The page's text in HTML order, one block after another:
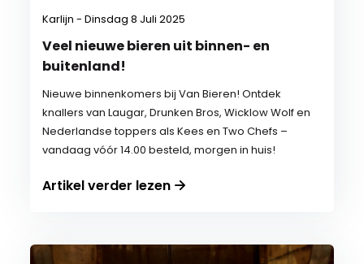
Karlijn - Dinsdag 8 Juli 2025
Veel nieuwe bieren uit binnen- en
buitenland!
Nieuwe binnenkomers bij Van Bieren! Ontdek
knallers van Laugar, Drunken Bros, Wicklow Wolf en
Nederlandse toppers als Kees en Two Chefs –
vandaag vóór 14.00 besteld, morgen in huis!
Artikel verder lezen